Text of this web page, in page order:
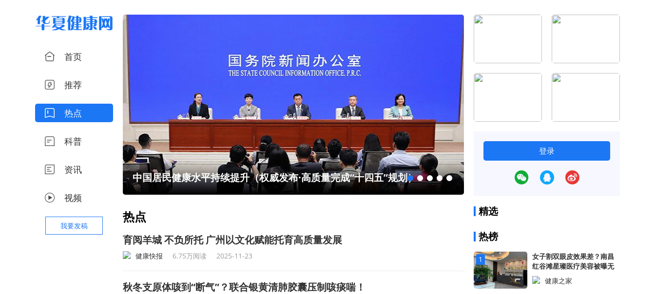
首页
推荐
热点
科普
资讯
视频
我要发稿
中国居民健康水平持续提升（权威发布·高质量完成“十四五”规划） 中国居民健康水平持续改善（大健康观察
热点
育阅羊城 不负所托 广州以文化赋能托育高质量发展
健康快报 6.75万阅读 2025-11-23
秋冬支原体咳到“断气”？联合银黄清肺胶囊压制咳痰喘！
登录
精选
热榜
1
女子割双眼皮效果差？南昌
红谷滩星璨医疗美容被曝无
证行医！
健康之家